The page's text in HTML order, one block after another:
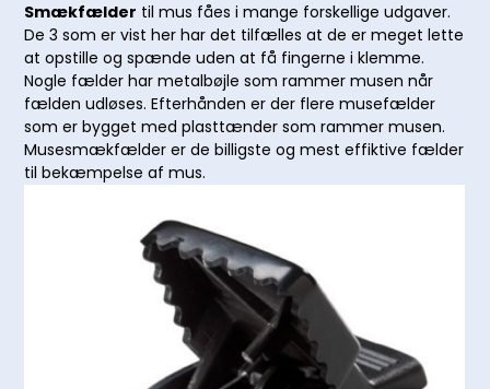
Smækfælder til mus fåes i mange forskellige udgaver.
De 3 som er vist her har det tilfælles at de er meget lette
at opstille og spænde uden at få fingerne i klemme.
Nogle fælder har metalbøjle som rammer musen når
fælden udløses. Efterhånden er der flere musefælder
som er bygget med plasttænder som rammer musen.
Musesmækfælder er de billigste og mest effiktive fælder
til bekæmpelse af mus.